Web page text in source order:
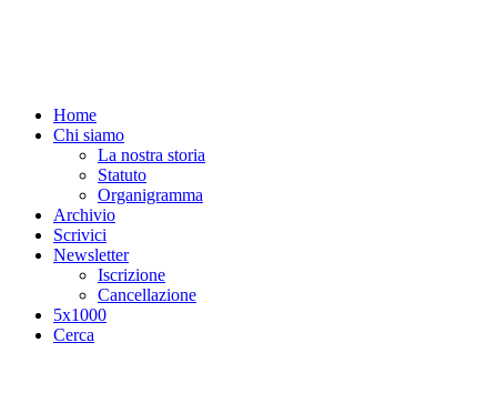
Home
Chi siamo
La nostra storia
Statuto
Organigramma
Archivio
Scrivici
Newsletter
Iscrizione
Cancellazione
5x1000
Cerca